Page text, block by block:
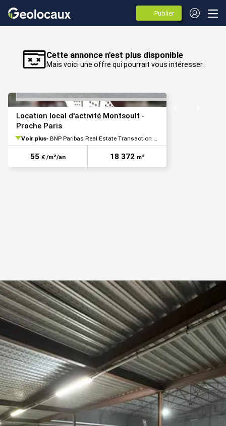
Publier
des
annonces
Cette annonce n'est plus disponible
Mais voici une offre qui pourrait vous intéresser.
VOIR TOUTES LES PHOTOS
Location local d'activité Montsoult -
Proche Paris
Voir plus BNP Paribas Real Estate Transaction Logistique
55 € /m²/an 18 372 m²